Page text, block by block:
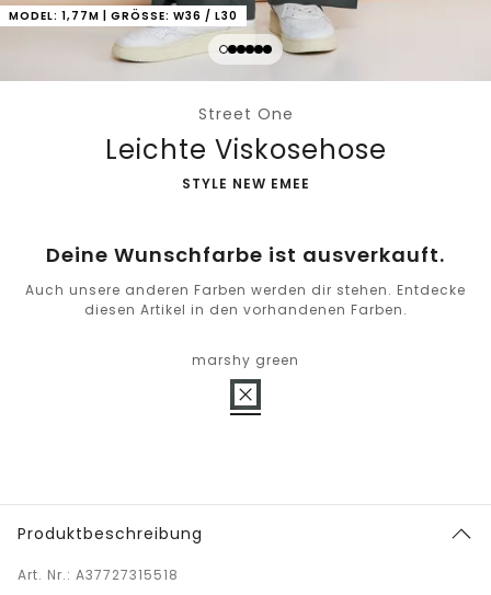
MODEL: 1,77M | GRÖSSE: W36 / L30
Street One
Leichte Viskosehose
-
STYLE NEW EMEE
Deine Wunschfarbe ist ausverkauft.
Auch unsere anderen Farben werden dir stehen. Entdecke
diesen Artikel in den vorhandenen Farben.
marshy green
Produktbeschreibung
Art. Nr.: A37727315518